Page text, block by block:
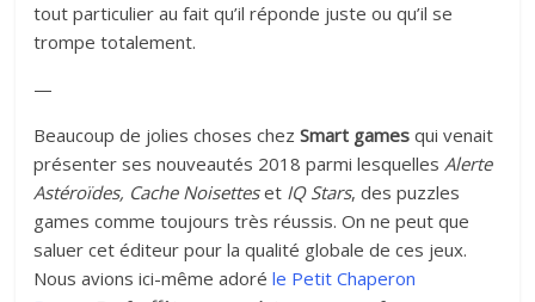
tout particulier au fait qu’il réponde juste ou qu’il se
trompe totalement.
—
Beaucoup de jolies choses chezSmart games qui venait
présenter ses nouveautés 2018 parmi lesquellesAlerte
Astéroïdes, Cache Noisetteset IQ Stars, des puzzles
games comme toujours très réussis. On ne peut que
saluer cet éditeur pour la qualité globale de ces jeux.
Nous avions ici-même adoré le Petit Chaperon